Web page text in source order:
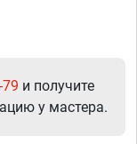
и получите
у мастера.